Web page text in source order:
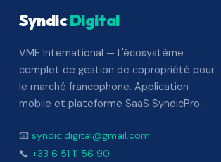
SyndicDigital
VME International — L'écosystème
complet de gestion de copropriété pour
le marché francophone. Application
mobile et plateforme SaaS SyndicPro.
📧 syndic.digital@gmail.com
📞 +33 6 51 11 56 90